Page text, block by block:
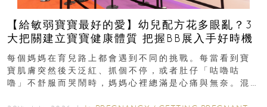
【給敏弱寶寶最好的愛】幼兒配方花多眼亂？3
大把關建立寶寶健康體質 把握BB展入手好時機
每個媽媽在育兒路上都會遇到不同的挑戰。每當看到寶
寶肌膚突然後天泛紅、抓個不停，或者肚仔「咕嚕咕
嚕」不舒服而哭鬧時，媽媽心裡總滿是心痛與無奈。混